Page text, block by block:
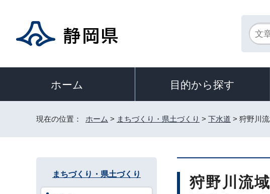
ホーム 目的から探す
現在の位置： ホーム > まちづくり・県土づくり > 下水道 > 狩野川
狩野川流
まちづくり・県土づくり